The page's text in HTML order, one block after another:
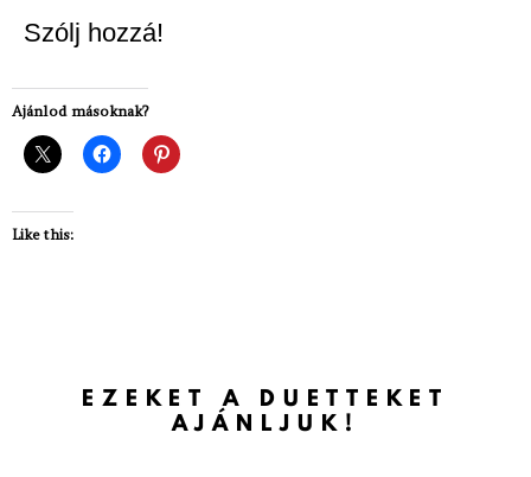
Szólj hozzá!
Ajánlod másoknak?
Like this:
EZEKET A DUETTEKET
AJÁNLJUK!